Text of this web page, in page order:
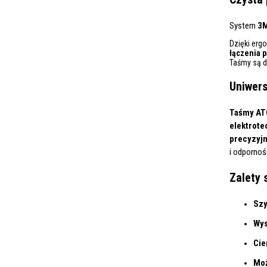
System
Dzięki
łączenia
Taśmy są
Taśmy
i
Zalety